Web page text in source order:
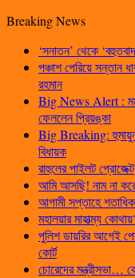
Breaking News
‘সনাতন’ থেকে
পঞ্চাশ পেরিয়ে
রহমান
Big News Alert :
ফেললেন প্রিয়ঙ্কা
Big Breaking:
বিধায়ক
রাহুলের পাইলট
আমি আসছি! নাম না
আগামী সপ্তাহে শতাধিক
মহালয়ার মাহাত্ম্য
পুলিশ ডায়রির আগেই
কোর্ট
চোরেদের মন্ত্রীসভা…